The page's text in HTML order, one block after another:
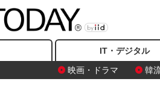
IT・デジタル
映画・ドラマ
韓